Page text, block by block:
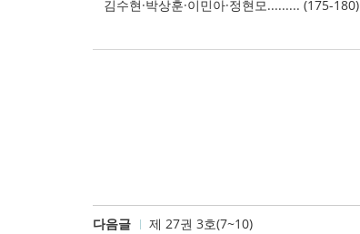
김수현·박상훈·이민아·정현모......... (175-180)
다음글 제 27권 3호(7~10)